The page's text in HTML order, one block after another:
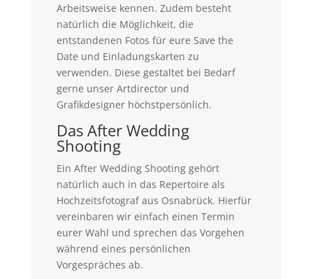
Arbeitsweise kennen. Zudem besteht
natürlich die Möglichkeit, die
entstandenen Fotos für eure Save the
Date und Einladungskarten zu
verwenden. Diese gestaltet bei Bedarf
gerne unser Artdirector und
Grafikdesigner höchstpersönlich.
Das After Wedding
Shooting
Ein After Wedding Shooting gehört
natürlich auch in das Repertoire als
Hochzeitsfotograf aus Osnabrück. Hierfür
vereinbaren wir einfach einen Termin
eurer Wahl und sprechen das Vorgehen
während eines persönlichen
Vorgespräches ab.